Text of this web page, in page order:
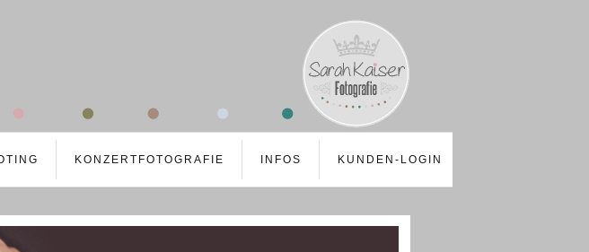
KONZERTFOTOGRAFIE INFOS KUNDEN-LOGIN